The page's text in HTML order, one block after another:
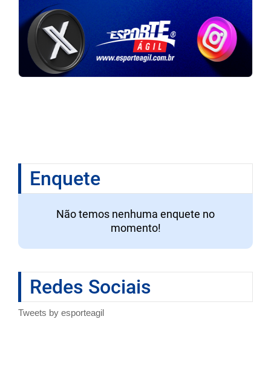
Enquete
Não temos nenhuma enquete no
momento!
Redes Sociais
Tweets by esporteagil